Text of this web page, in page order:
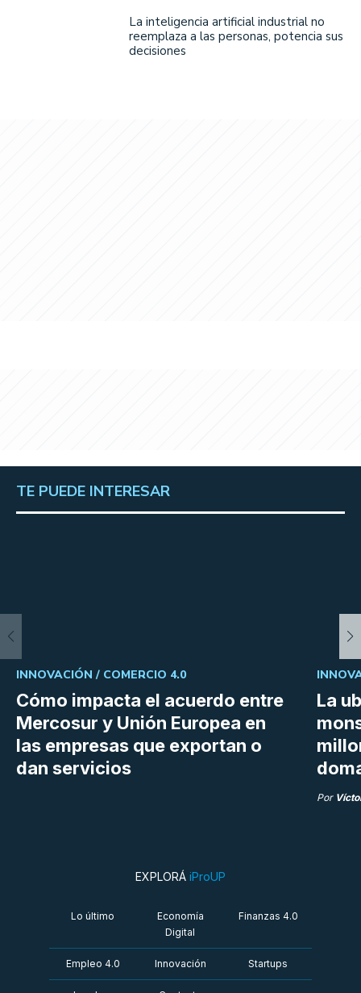
La inteligencia artificial industrial no
reemplaza a las personas, potencia sus
decisiones
TE PUEDE INTERESAR
Cómo impacta el acuerdo entre
Mercosur y Unión Europea en
las empresas que exportan o
dan servicios
INNOVACIÓN / COMERCIO 4.0
La
Por
EXPLORÁ iProUP
Lo último
Economía
Digital
Finanzas 4.0
Empleo 4.0 Innovación Startups